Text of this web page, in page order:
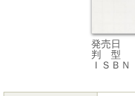
発売日
判 型
ＩＳＢＮ